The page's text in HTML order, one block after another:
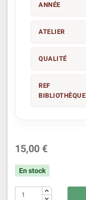
ANNÉE
ATELIER
QUALITÉ
REF
BIBLIOTHÈQUE
15,00 €
En stock